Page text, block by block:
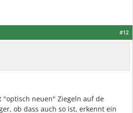
#12
neuen" Ziegeln auf de
ob dass auch so ist, erkennt ein